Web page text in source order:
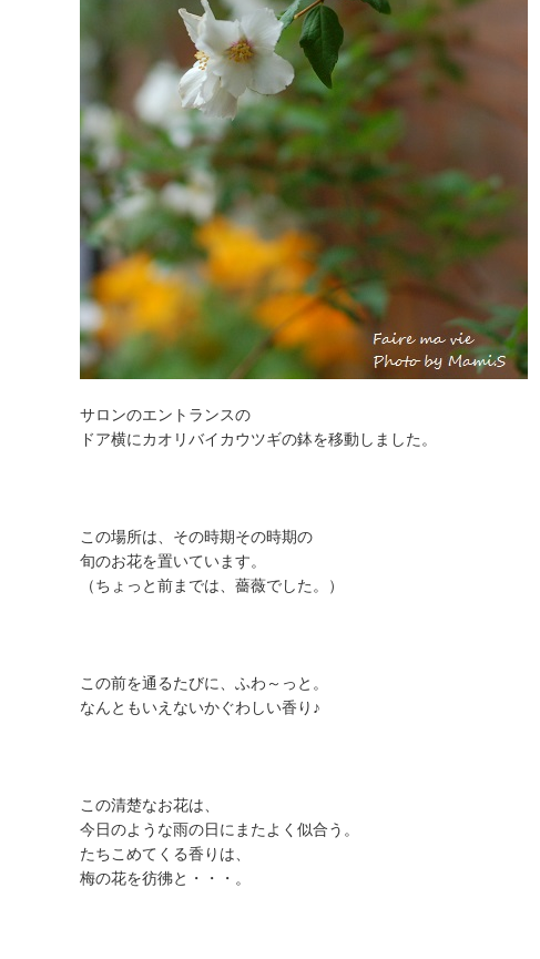
サロンのエントランスの
ドア横にカオリバイカウツギの鉢を移動しました。
この場所は、その時期その時期の
旬のお花を置いています。
（ちょっと前までは、薔薇でした。）
この前を通るたびに、ふわ～っと。
なんともいえないかぐわしい香り♪
この清楚なお花は、
今日のような雨の日にまたよく似合う。
たちこめてくる香りは、
梅の花を彷彿と・・・。